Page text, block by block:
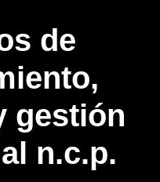
de
gestión
n.c.p.